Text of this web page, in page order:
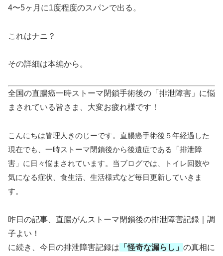
4〜5ヶ月に1度程度のスパンで出る。
これはナニ？
その詳細は本編から。
全国の直腸癌一時ストーマ閉鎖手術後の「排泄障害」に悩
まされている皆さま、大変お疲れ様です！
こんにちは管理人きのじーです。直腸癌手術後５年経過した
現在でも、一時ストーマ閉鎖後から後遺症である「排泄障
害」に日々悩まされています。当ブログでは、トイレ回数や
気になる症状、食生活、生活様式など毎日更新していきま
す。
昨日の記事、直腸がんストーマ閉鎖後の排泄障害記録｜調
子よい！
に続き、今日の排泄障害記録は 「怪奇な漏らし」 の真相に